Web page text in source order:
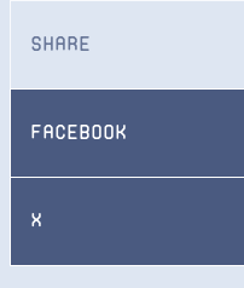
Share
Facebook
X